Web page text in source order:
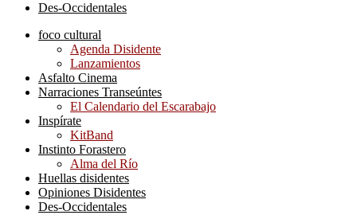
Des-Occidentales
foco cultural
Agenda Disidente
Lanzamientos
Asfalto Cinema
Narraciones Transeúntes
El Calendario del Escarabajo
Inspírate
KitBand
Instinto Forastero
Alma del Río
Huellas disidentes
Opiniones Disidentes
Des-Occidentales